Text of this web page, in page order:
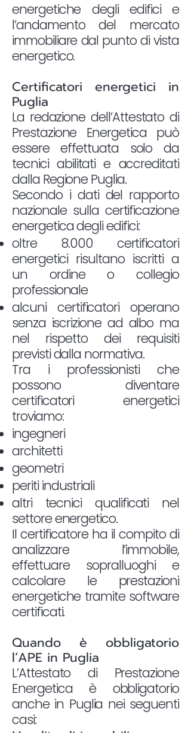
energetiche degli edifici e
l’andamento del mercato
immobiliare dal punto di vista
energetico.
Certificatori energetici in
Puglia
La redazione dell’Attestato di
Prestazione Energetica può
essere effettuata solo da
tecnici abilitati e accreditati
dalla Regione Puglia.
Secondo i dati del rapporto
nazionale sulla certificazione
energetica degli edifici:
oltre 8.000 certificatori
energetici risultano iscritti a
un ordine o collegio
professionale
alcuni certificatori operano
senza iscrizione ad albo ma
nel rispetto dei requisiti
previsti dalla normativa.
Tra i professionisti che
possono diventare
certificatori energetici
troviamo:
ingegneri
architetti
geometri
periti industriali
altri tecnici qualificati nel
settore energetico.
Il certificatore ha il compito di
analizzare l’immobile,
effettuare sopralluoghi e
calcolare le prestazioni
energetiche tramite software
certificati.
Quando è obbligatorio
l’APE in Puglia
L’Attestato di Prestazione
Energetica è obbligatorio
anche in Puglia nei seguenti
casi: